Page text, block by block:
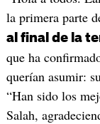
la primera parte
al final de la
que ha
querían asumir:
“Han sido los
Salah,